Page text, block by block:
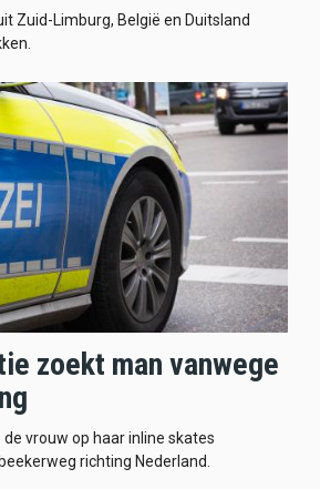
Zuid-Limburg, België en Duitsland
zoekt man vanwege
de vrouw op haar inline skates
richting Nederland.